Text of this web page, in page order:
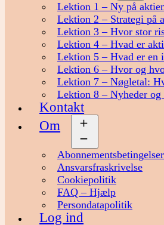
Lektion 1 – Ny på
Lektion 2 – Strategi på
Lektion 3 – Hvor stor
Lektion 4 – Hvad er
Lektion 5 – Hvad er en
Lektion 6 – Hvor og
Lektion 7 – Nøgletal:
Lektion 8 – Nyheder og
Kontakt
Om
Abonnementsbetingelser
Ansvarsfraskrivelse
Cookiepolitik
FAQ – Hjælp
Persondatapolitik
Log ind